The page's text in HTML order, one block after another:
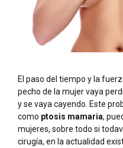
El paso del tiempo y la
pecho de la mujer vaya
y se vaya cayendo. Este
como ptosis mamaria,
mujeres, sobre todo si
cirugía, en la actualidad